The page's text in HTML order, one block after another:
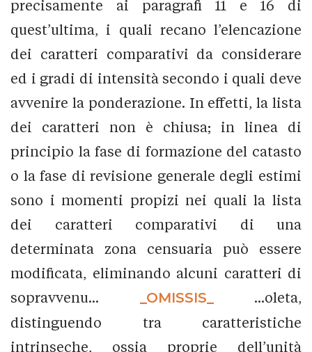
precisamente ai paragrafi 11 e 16 di
quest’ultima, i quali recano l’elencazione
dei caratteri comparativi da considerare
ed i gradi di intensità secondo i quali deve
avvenire la ponderazione. In effetti, la lista
dei caratteri non è chiusa; in linea di
principio la fase di formazione del catasto
o la fase di revisione generale degli estimi
sono i momenti propizi nei quali la lista
dei caratteri comparativi di una
determinata zona censuaria può essere
modificata, eliminando alcuni caratteri di
sopravvenu...
_OMISSIS_
...oleta,
distinguendo tra caratteristiche
intrinseche, ossia proprie dell’unità